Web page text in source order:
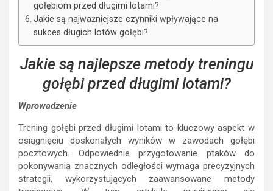
gołębiom przed długimi lotami?
Jakie są najważniejsze czynniki wpływające na
sukces długich lotów gołębi?
Jakie są najlepsze metody treningu
gołębi przed długimi lotami?
Wprowadzenie
Trening gołębi przed długimi lotami to kluczowy aspekt w
osiągnięciu doskonałych wyników w zawodach gołębi
pocztowych. Odpowiednie przygotowanie ptaków do
pokonywania znacznych odległości wymaga precyzyjnych
strategii, wykorzystujących zaawansowane metody